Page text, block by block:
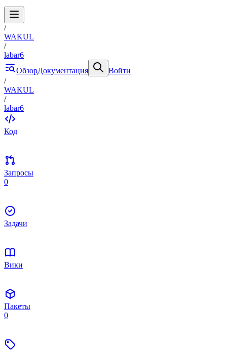
/
WAKUL
/
labar6
ОбзорДокументация
Войти
/
WAKUL
/
labar6
Код
Запросы
0
Задачи
Вики
Пакеты
0